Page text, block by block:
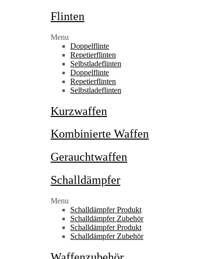
Flinten
Menu
Doppelflinte
Repetierflinten
Selbstladeflinten
Doppelflinte
Repetierflinten
Selbstladeflinten
Kurzwaffen
Kombinierte Waffen
Gerauchtwaffen
Schalldämpfer
Menu
Schalldämpfer Produkt
Schalldämpfer Zubehör
Schalldämpfer Produkt
Schalldämpfer Zubehör